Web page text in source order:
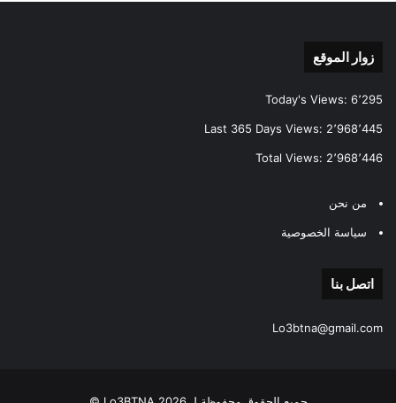
زوار الموقع
Today's Views: 6٬295
Last 365 Days Views: 2٬968٬445
Total Views: 2٬968٬446
من نحن
سياسة الخصوصية
اتصل بنا
Lo3btna@gmail.com